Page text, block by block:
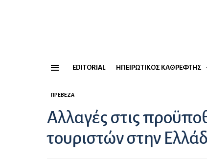
EDITORIAL ΗΠΕΙΡΏΤΙΚΟΣ ΚΑΘΡΈΦΤΗΣ
ΠΡΈΒΕΖΑ
Αλλαγές στις
τουριστών στην